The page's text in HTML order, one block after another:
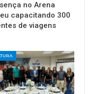
no Arena
capacitando 300
de viagens